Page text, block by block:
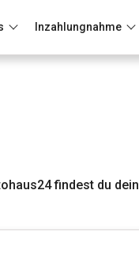
Inzahlungnahme
findest du